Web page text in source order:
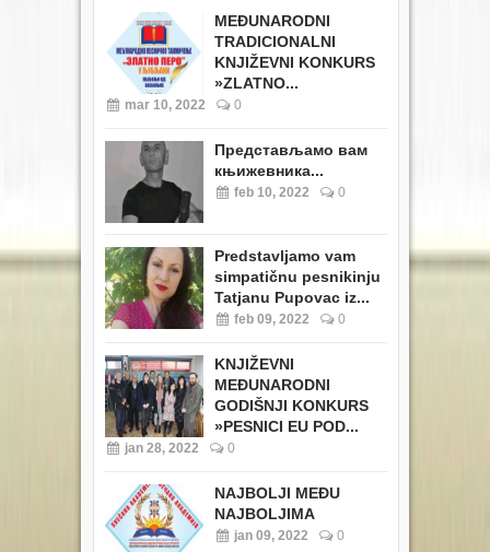
MEĐUNARODNI
TRADICIONALNI
KNJIŽEVNI KONKURS
»ZLATNO...
mar 10, 2022 0
Представљамо вам
књижевника...
feb 10, 2022 0
Predstavljamo vam
simpatičnu pesnikinju
Tatjanu Pupovac iz...
feb 09, 2022 0
KNJIŽEVNI
MEĐUNARODNI
GODIŠNJI KONKURS
»PESNICI EU POD...
jan 28, 2022 0
NAJBOLJI MEĐU
NAJBOLJIMA
jan 09, 2022 0